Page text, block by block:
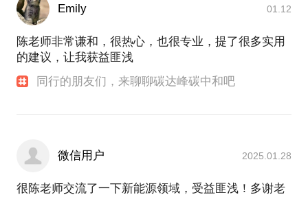
-博士、硕士怎么毕业？怎么发高水平的文章
-如何平衡在校课题和毕业后工作方向的矛盾
-我和导师的关系，到底应该如何相处
-读书期间想实习，导师不让怎么办
-带你了解常见的科研行业“内情”
Emily 01.12
陈老师非常谦和，很热心，也很专业，提了很多实用
的建议，让我获益匪浅
同行的朋友们，来聊聊碳达峰碳中和吧
微信用户 2025.01.28
很陈老师交流了一下新能源领域，受益匪浅！多谢老